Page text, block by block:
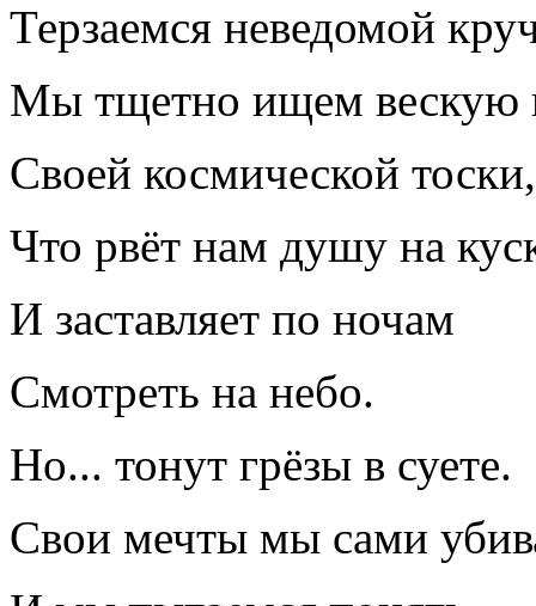
Терзаемся неведомой
Мы тщетно ищем вескую
Своей космической тоски,
Что рвёт нам душу на
И заставляет по ночам
Смотреть на небо.
Но... тонут грёзы в суете.
Свои мечты мы сами